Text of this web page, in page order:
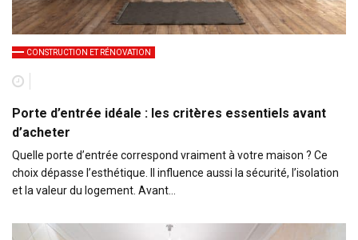
CONSTRUCTION ET RÉNOVATION
Porte d’entrée idéale : les critères essentiels avant
d’acheter
Quelle porte d’entrée correspond vraiment à votre maison ? Ce
choix dépasse l’esthétique. Il influence aussi la sécurité, l’isolation
et la valeur du logement. Avant…